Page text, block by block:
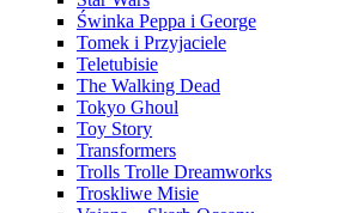
Świnka Peppa i George
Tomek i Przyjaciele
Teletubisie
The Walking Dead
Tokyo Ghoul
Toy Story
Transformers
Trolls Trolle Dreamworks
Troskliwe Misie